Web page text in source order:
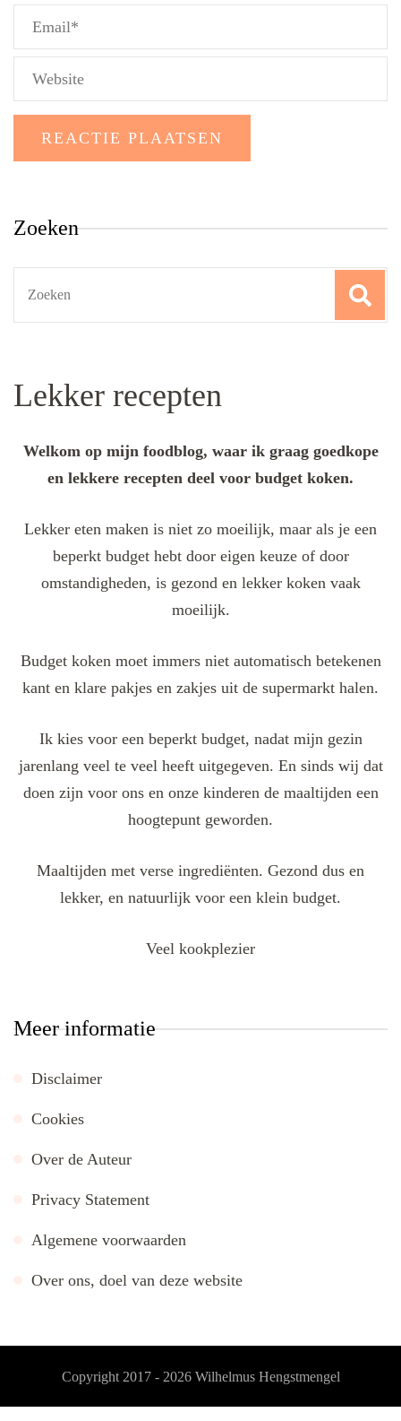
Zoeken
Lekker recepten
Welkom op mijn foodblog, waar ik graag goedkope
en lekkere recepten deel voor budget koken.
Lekker eten maken is niet zo moeilijk, maar als je een
beperkt budget hebt door eigen keuze of door
omstandigheden, is gezond en lekker koken vaak
moeilijk.
Budget koken moet immers niet automatisch betekenen
kant en klare pakjes en zakjes uit de supermarkt halen.
Ik kies voor een beperkt budget, nadat mijn gezin
jarenlang veel te veel heeft uitgegeven. En sinds wij dat
doen zijn voor ons en onze kinderen de maaltijden een
hoogtepunt geworden.
Maaltijden met verse ingrediënten. Gezond dus en
lekker, en natuurlijk voor een klein budget.
Veel kookplezier
Meer informatie
Disclaimer
Cookies
Over de Auteur
Privacy Statement
Algemene voorwaarden
Over ons, doel van deze website
Copyright 2017 - 2026 Wilhelmus Hengstmengel